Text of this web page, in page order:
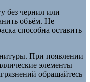
без чернил или
объём. Не
способна оставить
При появлении
элементы
обращайтесь